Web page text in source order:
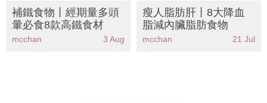
補鐵食物丨經期量多頭
暈必食8款高鐵食材
mcchan 3 Aug
瘦人脂肪肝丨8大降血
脂減內臟脂肪食物
mcchan 21 Jul